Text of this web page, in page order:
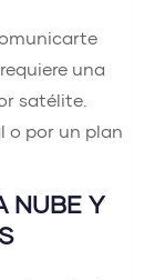
una
satélite.
o por un plan
NUBE Y